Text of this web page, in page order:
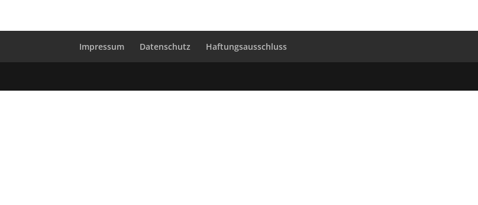
Impressum Datenschutz Haftungsausschluss